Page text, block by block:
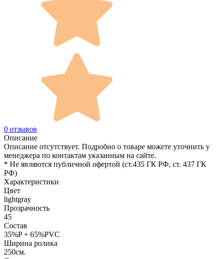
0 отзывов
Описание
Описание отсутствует. Подробно о товаре можете уточнить у
менеджера по контактам указанным на сайте.
* Не являются публичной офертой (ст.435 ГК РФ, cт. 437 ГК
РФ)
Характеристики
Цвет
lightgray
Прозрачность
45
Состав
35%P + 65%PVC
Ширина ролика
250см.